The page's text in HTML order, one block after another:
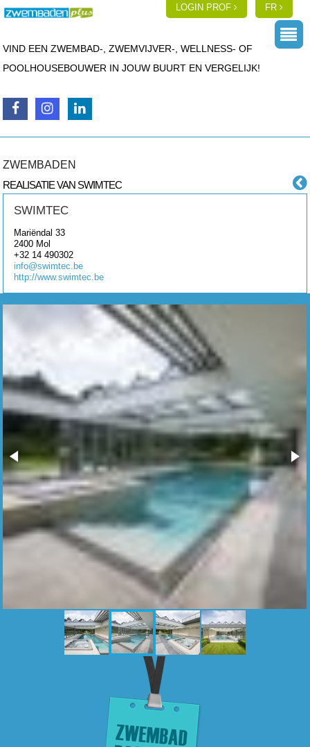
LOGIN PROF FR
VIND EEN ZWEMBAD-, ZWEMVIJVER-, WELLNESS- OF
POOLHOUSEBOUWER IN JOUW BUURT EN VERGELIJK!
ZWEMBADEN
REALISATIE VAN SWIMTEC
SWIMTEC
Mariëndal 33
2400 Mol
+32 14 490302
info@swimtec.be
http://www.swimtec.be